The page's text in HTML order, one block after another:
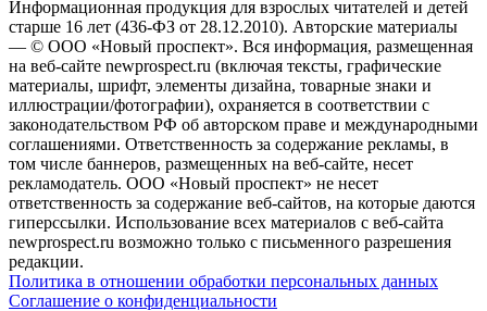
Информационная продукция для взрослых читателей и детей
старше 16 лет (436-ФЗ от 28.12.2010). Авторские материалы
— © ООО «Новый проспект». Вся информация, размещенная
на веб-сайте newprospect.ru (включая тексты, графические
материалы, шрифт, элементы дизайна, товарные знаки и
иллюстрации/фотографии), охраняется в соответствии с
законодательством РФ об авторском праве и международными
соглашениями. Ответственность за содержание рекламы, в
том числе баннеров, размещенных на веб-сайте, несет
рекламодатель. ООО «Новый проспект» не несет
ответственность за содержание веб-сайтов, на которые даются
гиперссылки. Использование всех материалов с веб-сайта
newprospect.ru возможно только с письменного разрешения
редакции.
Политика в отношении обработки персональных данных
Соглашение о конфиденциальности